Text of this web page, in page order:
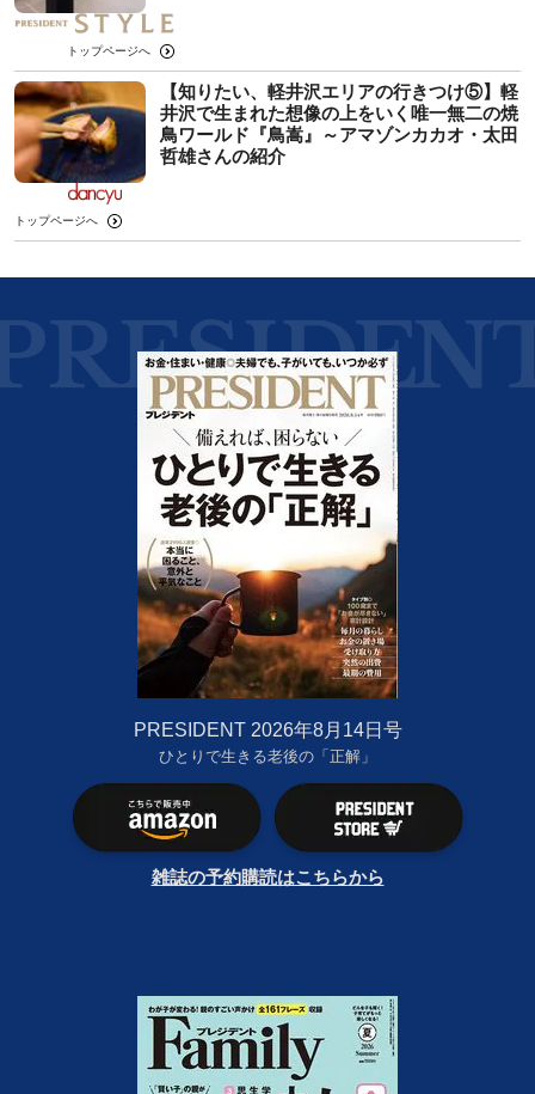
トップページへ
【知りたい、軽井沢エリアの行きつけ⑤】軽
井沢で生まれた想像の上をいく唯一無二の焼
鳥ワールド『鳥嵩』～アマゾンカカオ・太田
哲雄さんの紹介
トップページへ
PRESIDENT 2026年8月14日号
ひとりで生きる老後の「正解」
雑誌の予約購読はこちらから